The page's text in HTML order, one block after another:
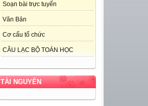
Soạn bài trực tuyến
Văn Bản
Cơ cấu tổ chức
CÂU LẠC BỘ TOÁN HỌC
TÀI NGUYÊN